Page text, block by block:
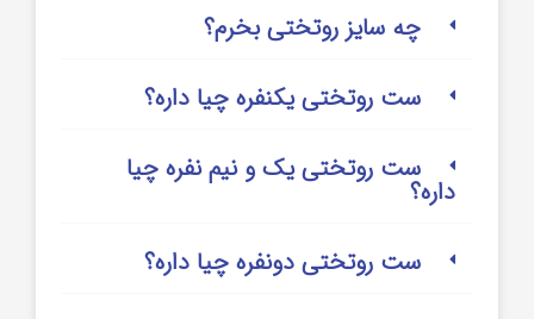
چه سایز روتختی بخرم؟
ست روتختی یکنفره چیا داره؟
ست روتختی یک و نیم نفره چیا
داره؟
ست روتختی دونفره چیا داره؟